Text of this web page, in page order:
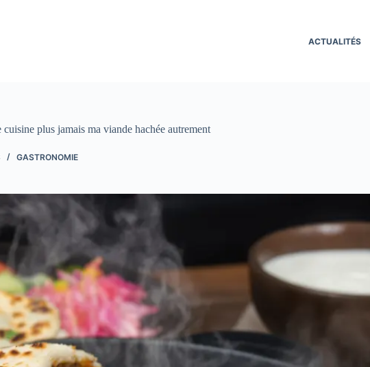
ACTUALITÉS
plus jamais ma viande hachée autrement
GASTRONOMIE